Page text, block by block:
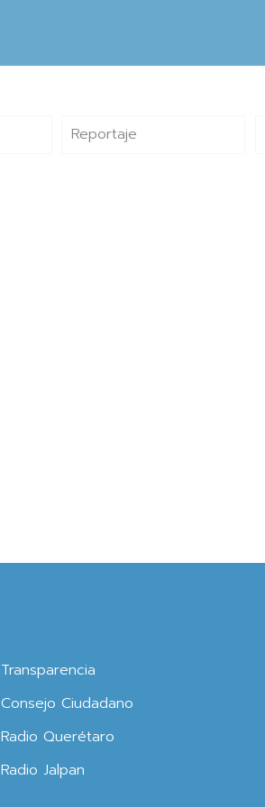
Reportaje
Transparencia
Consejo Ciudadano
Radio Querétaro
Radio Jalpan